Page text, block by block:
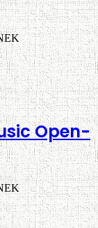
Open-